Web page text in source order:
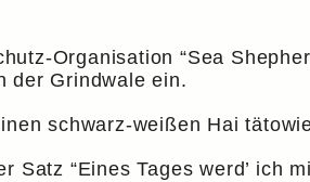
Organisation “Sea
der Grindwale ein.
schwarz-weißen Hai
“Eines Tages werd’ ich